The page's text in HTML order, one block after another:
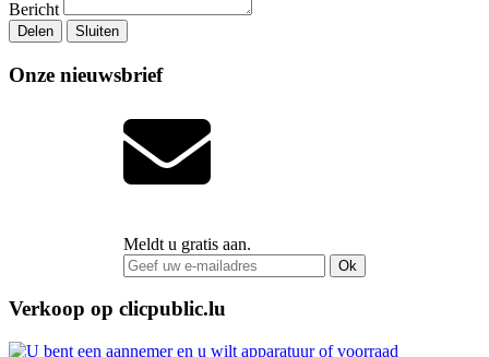
Bericht
Delen Sluiten
Onze nieuwsbrief
Meldt u gratis aan.
Ok
Verkoop op clicpublic.lu